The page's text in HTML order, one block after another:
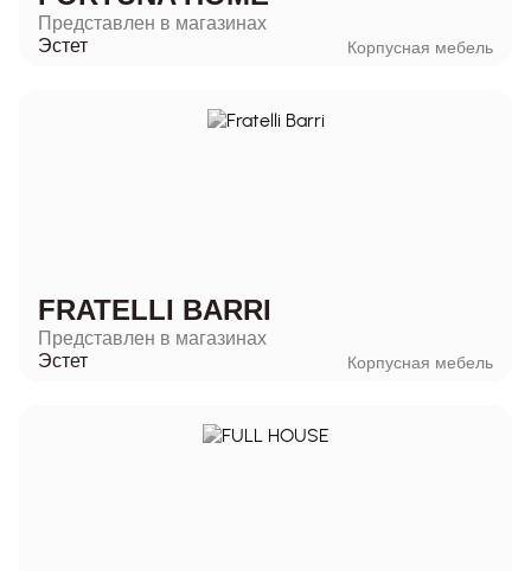
Представлен в магазинах
Эстет
Корпусная мебель
FRATELLI BARRI
Представлен в магазинах
Эстет
Корпусная мебель